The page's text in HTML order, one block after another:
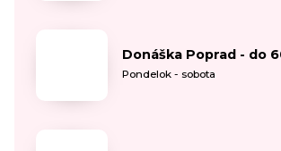
Donáška Poprad - do
Pondelok - sobota